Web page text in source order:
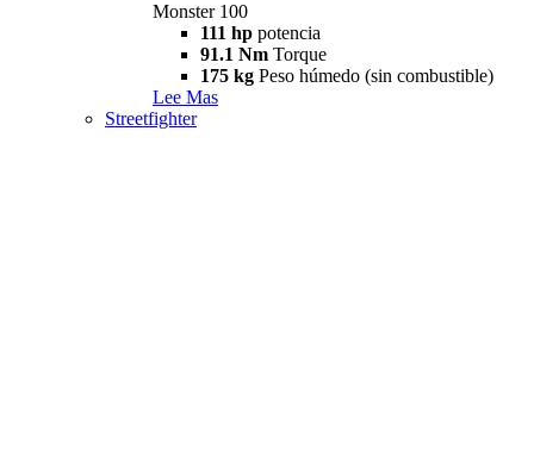
Monster 100
111 hp potencia
91.1 Nm Torque
175 kg Peso húmedo (sin combustible)
Lee Mas
Streetfighter